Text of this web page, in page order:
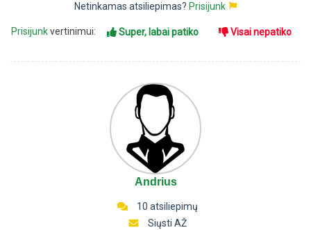
Netinkamas atsiliepimas? Prisijunk
Prisijunkvertinimui: Super, labai patiko Visai nepatiko
Andrius
10 atsiliepimų
Siųsti AŽ